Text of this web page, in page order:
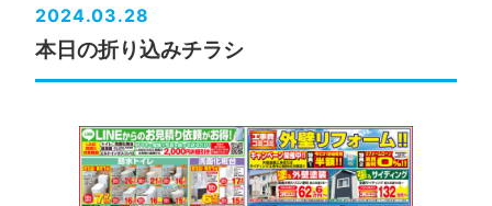
2024.03.28
本日の折り込みチラシ